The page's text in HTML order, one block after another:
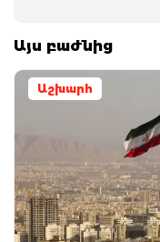
Այս բաժնից
Աշխարհ